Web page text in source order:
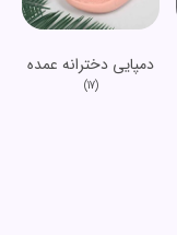
دمپایی دخترانه عمده
(17)